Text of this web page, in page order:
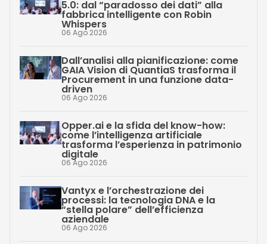
5.0: dal “paradosso dei dati” alla
fabbrica intelligente con Robin
Whispers
06 Ago 2026
Dall’analisi alla pianificazione: come
GAIA Vision di QuantiaS trasforma il
Procurement in una funzione data-
driven
06 Ago 2026
Opper.ai e la sfida del know-how:
come l’intelligenza artificiale
trasforma l’esperienza in patrimonio
digitale
06 Ago 2026
Vantyx e l’orchestrazione dei
processi: la tecnologia DNA e la
“stella polare” dell’efficienza
aziendale
06 Ago 2026